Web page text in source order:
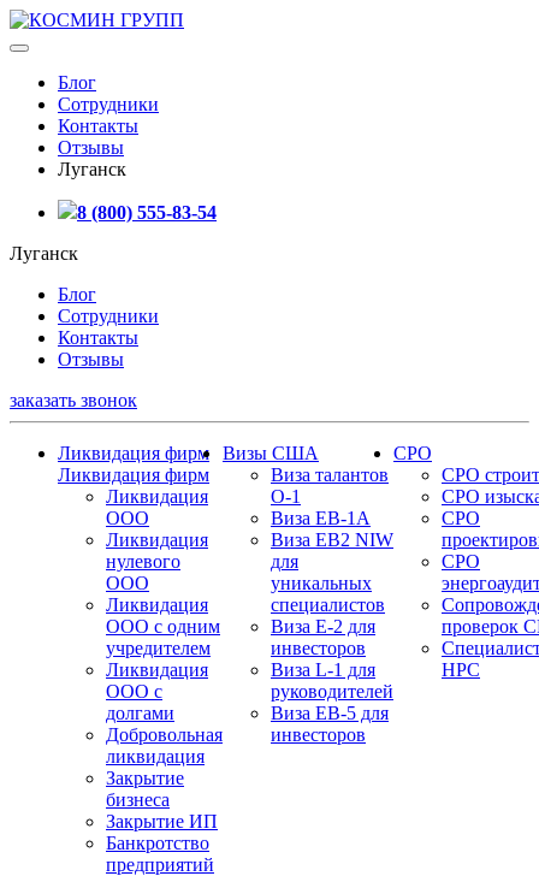
Блог
Сотрудники
Контакты
Отзывы
Луганск
8 (800) 555-83-54
Луганск
Блог
Сотрудники
Контакты
Отзывы
заказать звонок
Ликвидация фирм
Ликвидация фирм
Ликвидация
ООО
Ликвидация
нулевого
ООО
Ликвидация
ООО с одним
учредителем
Ликвидация
ООО с
долгами
Добровольная
ликвидация
Закрытие
бизнеса
Закрытие ИП
Банкротство
предприятий
Визы США
Виза талантов
О-1
Виза EB-1A
Виза EB2 NIW
для
уникальных
специалистов
Виза E-2 для
инвесторов
Виза L-1 для
руководителей
Виза EB-5 для
инвесторов
СРО
СРО
СРО
СРО
СРО
проверок
НРС